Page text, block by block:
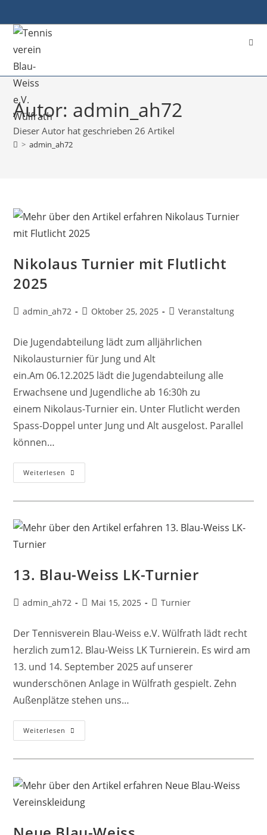
Autor: admin_ah72
Dieser Autor hat geschrieben 26 Artikel
> admin_ah72
Nikolaus Turnier mit Flutlicht
2025
admin_ah72 Oktober 25, 2025 Veranstaltung
Die Jugendabteilung lädt zum alljährlichen
Nikolausturnier für Jung und Alt
ein.Am 06.12.2025 lädt die Jugendabteilung alle
Erwachsene und Jugendliche ab 16:30h zu
einem Nikolaus-Turnier ein. Unter Flutlicht werden
Spass-Doppel unter Jung und Alt ausgelost. Parallel
können…
Weiterlesen
13. Blau-Weiss LK-Turnier
admin_ah72 Mai 15, 2025 Turnier
Der Tennisverein Blau-Weiss e.V. Wülfrath lädt recht
herzlich zum12. Blau-Weiss LK Turnierein. Es wird am
13. und 14. September 2025 auf unserer
wunderschönen Anlage in Wülfrath gespielt. Zehn
Außenplätze stehen uns…
Weiterlesen